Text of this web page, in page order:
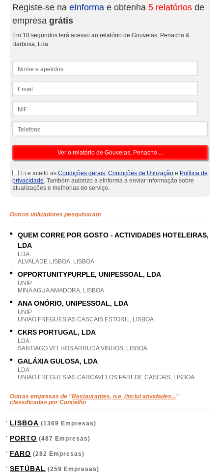
Registe-se na eInforma e obtenha 5 relatórios de
empresa grátis
Em 10 segundos terá acesso ao relatório de Gouveias, Penacho &
Barbosa, Lda
Li e aceito as Condições gerais, Condições de Utilização e Política de
privacidade. Também autorizo a eInforma a enviar informação sobre
atualizações e melhorias do serviço.
Outros utilizadores pesquisaram
QUEM CORRE POR GOSTO - ACTIVIDADES HOTELEIRAS,
LDA
LDA
ALVALADE LISBOA, LISBOA
OPPORTUNITYPURPLE, UNIPESSOAL, LDA
UNIP
MINA AGUA AMADORA, LISBOA
ANA ONÓRIO, UNIPESSOAL, LDA
UNIP
UNIAO FREGUESIAS CASCAIS ESTORIL, LISBOA
CKRS PORTUGAL, LDA
LDA
SANTIAGO VELHOS ARRUDA VINHOS, LISBOA
GALÁXIA GULOSA, LDA
LDA
UNIAO FREGUESIAS CARCAVELOS PAREDE CASCAIS, LISBOA
Outras empresas de "Restaurantes, n.e. (inclui atividades..."
classificadas por Concelho
LISBOA (1369 Empresas)
PORTO (487 Empresas)
FARO (282 Empresas)
SETÚBAL (259 Empresas)